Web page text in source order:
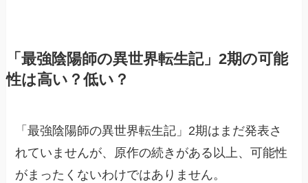
「最強陰陽師の異世界転生記」2期の可能
性は高い？低い？
「最強陰陽師の異世界転生記」2期はまだ発表さ
れていませんが、原作の続きがある以上、可能性
がまったくないわけではありません。